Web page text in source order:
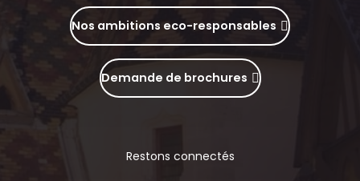
Nos ambitions eco-responsables
Demande de brochures
Restons connectés